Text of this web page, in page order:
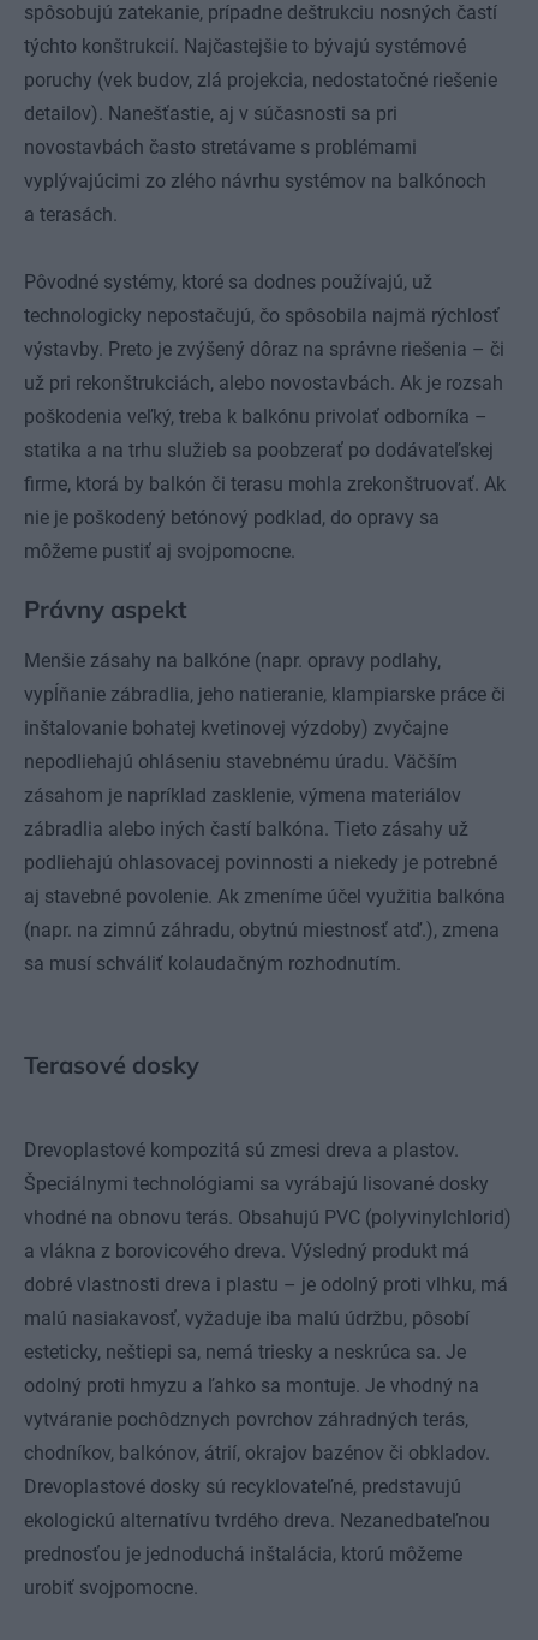
spôsobujú zatekanie, prípadne deštrukciu nosných častí
týchto konštrukcií. Najčastejšie to bývajú systémové
poruchy (vek budov, zlá projekcia, nedostatočné riešenie
detailov). Nanešťastie, aj v súčasnosti sa pri
novostavbách často stretávame s problémami
vyplývajúcimi zo zlého návrhu systémov na balkónoch
a terasách.
Pôvodné systémy, ktoré sa dodnes používajú, už
technologicky nepostačujú, čo spôsobila najmä rýchlosť
výstavby. Preto je zvýšený dôraz na správne riešenia – či
už pri rekonštrukciách, alebo novostavbách. Ak je rozsah
poškodenia veľký, treba k balkónu privolať odborníka –
statika a na trhu služieb sa poobzerať po dodávateľskej
firme, ktorá by balkón či terasu mohla zrekonštruovať. Ak
nie je poškodený betónový podklad, do opravy sa
môžeme pustiť aj svojpomocne.
Právny aspekt
Menšie zásahy na balkóne (napr. opravy podlahy,
vypĺňanie zábradlia, jeho natieranie, klampiarske práce či
inštalovanie bohatej kvetinovej výzdoby) zvyčajne
nepodliehajú ohláseniu stavebnému úradu. Väčším
zásahom je napríklad zasklenie, výmena materiálov
zábradlia alebo iných častí balkóna. Tieto zásahy už
podliehajú ohlasovacej povinnosti a niekedy je potrebné
aj stavebné povolenie. Ak zmeníme účel využitia balkóna
(napr. na zimnú záhradu, obytnú miestnosť atď.), zmena
sa musí schváliť kolaudačným rozhodnutím.
Terasové dosky
Drevoplastové kompozitá sú zmesi dreva a plastov.
Špeciálnymi technológiami sa vyrábajú lisované dosky
vhodné na obnovu terás. Obsahujú PVC (polyvinylchlorid)
a vlákna z borovicového dreva. Výsledný produkt má
dobré vlastnosti dreva i plastu – je odolný proti vlhku, má
malú nasiakavosť, vyžaduje iba malú údržbu, pôsobí
esteticky, neštiepi sa, nemá triesky a neskrúca sa. Je
odolný proti hmyzu a ľahko sa montuje. Je vhodný na
vytváranie pochôdznych povrchov záhradných terás,
chodníkov, balkónov, átrií, okrajov bazénov či obkladov.
Drevoplastové dosky sú recyklovateľné, predstavujú
ekologickú alternatívu tvrdého dreva. Nezanedbateľnou
prednosťou je jednoduchá inštalácia, ktorú môžeme
urobiť svojpomocne.